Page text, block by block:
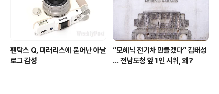
펜탁스 Q, 미러리스에 묻어난 아날
로그 감성
“모헤닉 전기차 만들겠다” 김태성
… 전남도청 앞 1인 시위, 왜?